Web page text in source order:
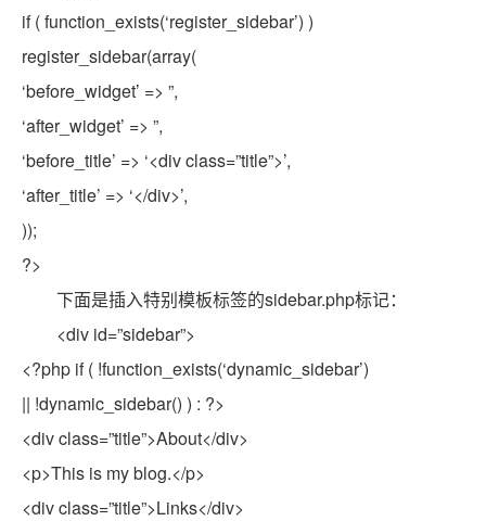
if ( function_exists(‘register_sidebar’) )
register_sidebar(array(
‘before_widget’ => ”,
‘after_widget’ => ”,
‘before_title’ => ‘<div class=”title”>’,
‘after_title’ => ‘</div>’,
));
?>
下面是插入特别模板标签的sidebar.php标记：
<div id=”sidebar”>
<?php if ( !function_exists(‘dynamic_sidebar’)
|| !dynamic_sidebar() ) : ?>
<div class=”title”>About</div>
<p>This is my blog.</p>
<div class=”title”>Links</div>